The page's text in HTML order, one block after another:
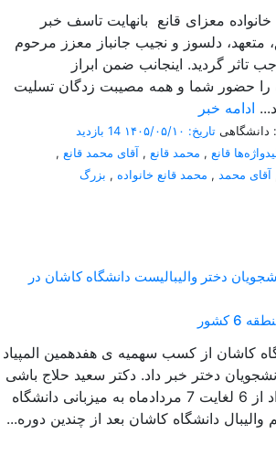
خانواده معزای قانع بانهایت تاسف خبر
دلسوز و نجیب جانباز معزز مرحوم
تاثر گردید. اینجانب ضمن ابراز
را حضور شما و همه مصیبت زدگان تسلیت
ادامه خبر
دانشگاهی تاریخ: ۱۴۰۵/۰۵/۱۰
14 بازدید
قانع , محمد قانع , آقای محمد قانع ,
آقای محمد , محمد قانع خانواده , بزرگ
دختر والیبالیست دانشگاه کاشان در
کشور
کاشان از کسب سهمیه ی هفدهمین المپیاد
دختر خبر داد. دکتر سعید حلاج باشی
اظهار داشت: این رویداد از 6 لغایت 7 مردادماه به میزبانی دانشگاه
دانشگاه کاشان بعد از چندین دوره...